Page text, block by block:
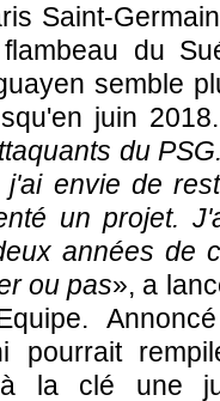
Saint-
du
semble
juin
du
envie de
un projet.
années de
ou pas», a
pourrait
la clé une